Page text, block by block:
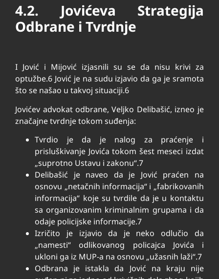
4.2. Jovićeva Strategija
Odbrane i Tvrdnje
I Jović i Mijović izjasnili su se da nisu krivi za
optužbe.6 Jović je na sudu izjavio da ga je sramota
što se našao u takvoj situaciji.6
Jovićev advokat odbrane, Veljko Delibašić, izneo je
značajne tvrdnje tokom suđenja:
Tvrdio je da je nalog za praćenje i
prisluškivanje Jovića tokom šest meseci izdat
„suprotno Ustavu i zakonu“.7
Delibašić je naveo da je Jović praćen na
osnovu „netačnih informacija“ i „fabrikovanih
informacija“ koje su tvrdile da je u kontaktu
sa organizovanim kriminalnim grupama i da
odaje policijske informacije.7
Izričito je izjavio da je neko odlučio da
„namesti“ odlikovanog policajca Jovića i
ukloni ga iz MUP-a na osnovu „užasnih laži“.7
Odbrana je istakla da Jović na kraju nije